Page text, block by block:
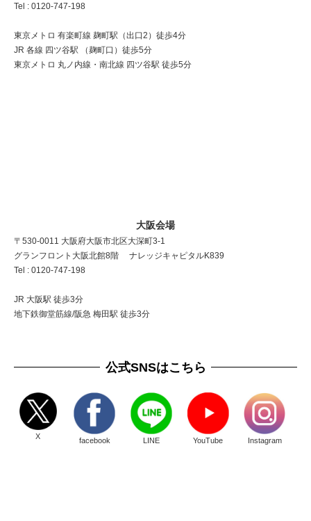
Tel : 0120-747-198
東京メトロ 有楽町線 麹町駅（出口2）徒歩4分
JR 各線 四ツ谷駅 （麹町口）徒歩5分
東京メトロ 丸ノ内線・南北線 四ツ谷駅 徒歩5分
大阪会場
〒530-0011 大阪府大阪市北区大深町3-1
グランフロント大阪北館8階 ナレッジキャピタルK839
Tel : 0120-747-198
JR 大阪駅 徒歩3分
地下鉄御堂筋線/阪急 梅田駅 徒歩3分
公式SNSはこちら
X facebook LINE YouTube Instagram